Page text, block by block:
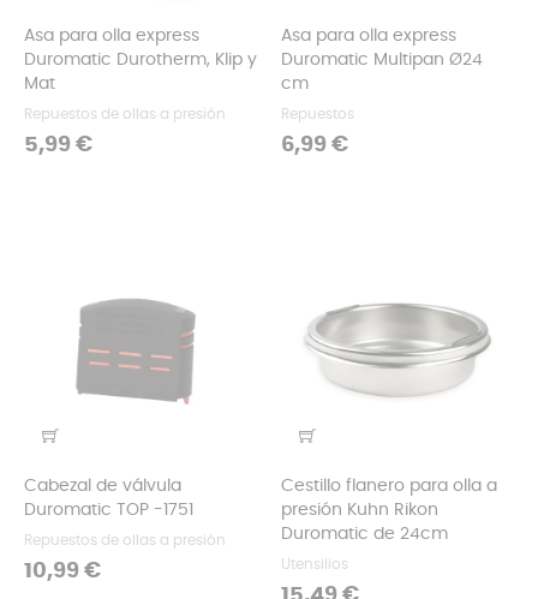
Asa para olla express
Duromatic Durotherm, Klip y
Mat
Repuestos de ollas a presión
Precio
5,99 €
Asa para olla express
Duromatic Multipan Ø24
cm
Repuestos
Precio
6,99 €
Cabezal de válvula
Duromatic TOP -1751
Repuestos de ollas a presión
Precio
10,99 €
Cestillo flanero para olla a
presión Kuhn Rikon
Duromatic de 24cm
Utensilios
Precio